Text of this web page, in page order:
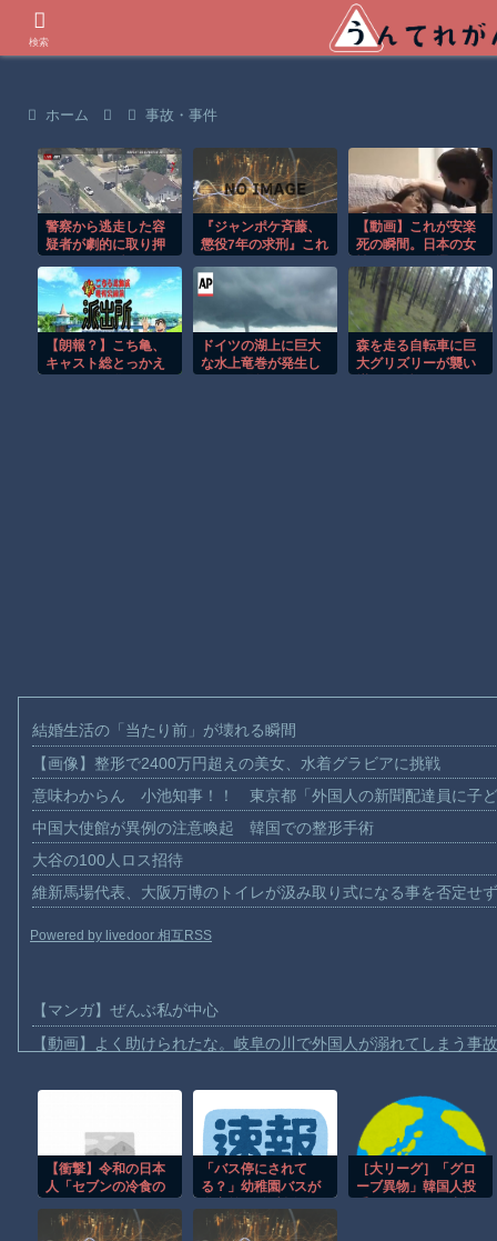
ホーム 事故・事件
警察から逃走した容
疑者が劇的に取り押
『ジャンポケ斉藤、
懲役7年の求刑』これ
ｗｗｗｗｗｗｗｗｗ
【動画】これが安楽
死の瞬間。日本の女
選択。
【朗報？】こち亀、
キャスト総とっかえ
ドイツの湖上に巨大
な水上竜巻が発生し
森を走る自転車に巨
大グリズリーが襲い
結婚生活の「当たり前」が壊れる瞬間
【画像】整形で2400万円超えの美女、水着グラビアに挑戦
意味わからん 小池知事！！ 東京都「外国人の新聞配達員に子
中国大使館が異例の注意喚起 韓国での整形手術
大谷の100人ロス招待
維新馬場代表、大阪万博のトイレが汲み取り式になる事を否定せ
Powered by livedoor 相互RSS
【マンガ】ぜんぶ私が中心
【動画】よく助けられたな。岐阜の川で外国人が溺れてしまう事
【動画】自動ドアの仕組みを理解した富山のツバメが賢い。
【朗報】Amazon、汗が飛び散る灼熱の「マンガ毎週末セール（
【動画】高速道路を走行中の車からリアガラスが飛んでくる事故(
【動画】ロシアの空挺兵、パラシュートが開かずに墜落してしま
【衝撃】令和の日本
人「セブンの冷食の
ープ、A5ランクのス
「バス停にされて
る？」幼稚園バスが
車” 敷地内に侵入
［大リーグ］「グロ
ーブ異物」韓国人投
検索